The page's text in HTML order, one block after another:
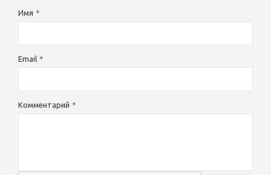
Имя
Email
Комментарий